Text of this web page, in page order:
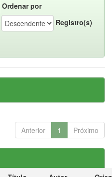
Ordenar por
Registro(s)
Anterior 1 Próximo